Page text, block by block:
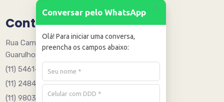
Contato
Rua Caminho Quinze 205 - Água Chata
Guarulhos - SP - 07251005
(11) 5461-6078
(11) 2484-8090
(11) 98036-2229
+
Conversar pelo WhatsApp
Olá! Para iniciar uma conversa,
preencha os campos abaixo: